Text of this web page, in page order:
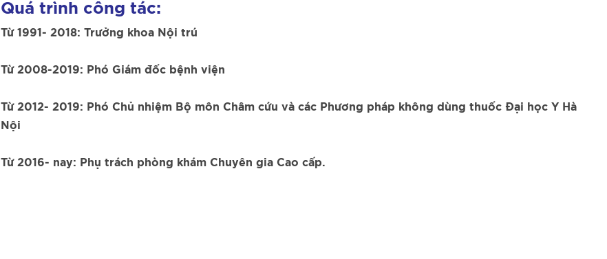
Quá trình công tác:
Từ 1991- 2018: Trưởng khoa Nội trú
Từ 2008-2019: Phó Giám đốc bệnh viện
Từ 2012- 2019: Phó Chủ nhiệm Bộ môn Châm cứu và các Phương pháp không dùng thuốc Đại học Y Hà
Nội
Từ 2016- nay: Phụ trách phòng khám Chuyên gia Cao cấp.